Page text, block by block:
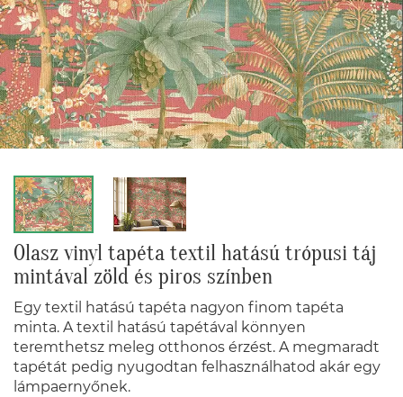
Olasz vinyl tapéta textil hatású trópusi táj
mintával zöld és piros színben
Egy textil hatású tapéta nagyon finom tapéta
minta. A textil hatású tapétával könnyen
teremthetsz meleg otthonos érzést. A megmaradt
tapétát pedig nyugodtan felhasználhatod akár egy
lámpaernyőnek.